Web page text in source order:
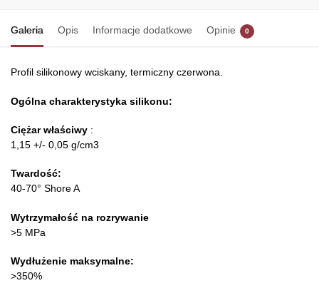
Galeria Opis Informacje dodatkowe Opinie 0
Profil silikonowy wciskany, termiczny czerwona.
Ogólna charakterystyka silikonu:
Ciężar właściwy :
1,15 +/- 0,05 g/cm3
Twardość:
40-70° Shore A
Wytrzymałość na rozrywanie
>5 MPa
Wydłużenie maksymalne:
>350%